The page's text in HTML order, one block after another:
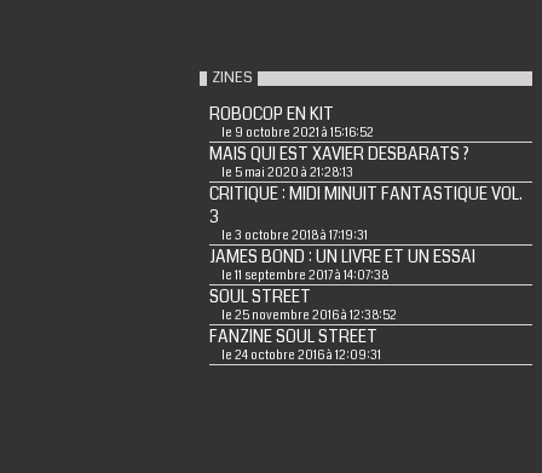
ZINES
ROBOCOP EN KIT
le 9 octobre 2021 à 15:16:52
MAIS QUI EST XAVIER DESBARATS ?
le 5 mai 2020 à 21:28:13
CRITIQUE : MIDI MINUIT FANTASTIQUE VOL.
3
le 3 octobre 2018 à 17:19:31
JAMES BOND : UN LIVRE ET UN ESSAI
le 11 septembre 2017 à 14:07:38
SOUL STREET
le 25 novembre 2016 à 12:38:52
FANZINE SOUL STREET
le 24 octobre 2016 à 12:09:31